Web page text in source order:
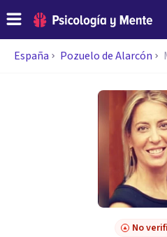
España Pozuelo de Alarcón
No